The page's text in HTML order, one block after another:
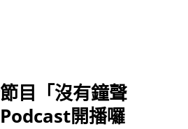
目「沒有鐘聲
開播囉